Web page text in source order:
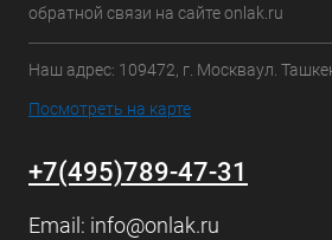
обратной связи на сайте onlak.ru
Наш адрес: 109472, г. Москваул.
Посмотреть на карте
+7(495)789-47-31
Email: info@onlak.ru